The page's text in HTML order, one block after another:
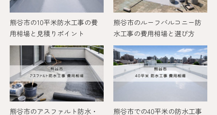
熊谷市の10平米防水工事の費
用相場と見積りポイント
熊谷市のルーフバルコニー防
水工事の費用相場と選び方
熊谷市のアスファルト防水・
熊谷市での40平米の防水工事